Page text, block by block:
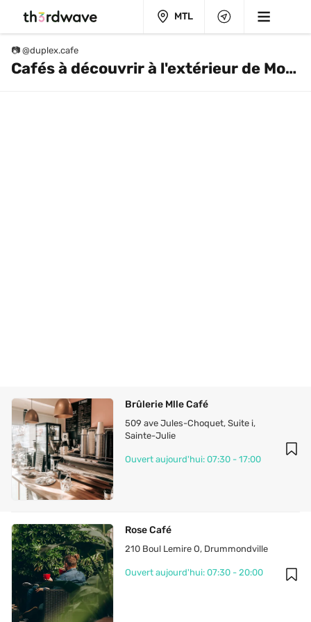
MTL
📷 @duplex.cafe⁠
Cafés à découvrir à l'extérieur de Montréal
Brûlerie Mlle Café
509 ave Jules-Choquet, Suite i
Sainte-Julie
Ouvert aujourd'hui: 07:30 - 17:00
Rose Café
210 Boul Lemire O, Drummondville
Ouvert aujourd'hui: 07:30 - 20:00